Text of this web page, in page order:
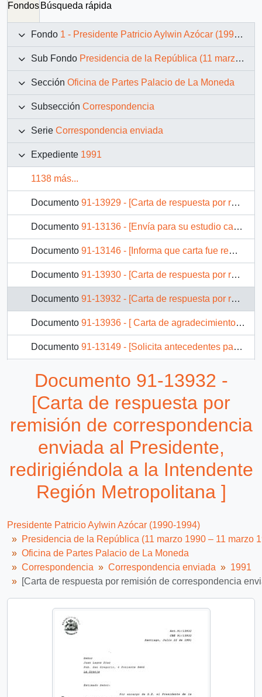
Fondos Búsqueda rápida
Fondo 1 - Presidente Patricio Aylwin Azócar (1990-1994)
Sub Fondo Presidencia de la República (11 marzo 1990 – 11 marzo 1994)
Sección Oficina de Partes Palacio de La Moneda
Subsección Correspondencia
Serie Correspondencia enviada
Expediente 1991
1138 más...
Documento 91-13929 - [Carta de respuesta por remisión de correspondencia enviada al Presidente, redirigiéndola a la Corporación de Fomento de la Producción CORFO ]
Documento 91-13136 - [Envía para su estudio carta de don Jorge Vidal, quién solicita reincorporación Compañía de Acero del Pacifico]
Documento 91-13146 - [Informa que carta fue remitida a la Comisión Especial de Descontaminación Región Metropolitana, mediante Ot. GAB. PRES. (0) 91/2706]
Documento 91-13930 - [Carta de respuesta por remisión de correspondencia enviada al Presidente, redirigiéndola al Ministerio de Salud Pública ]
Documento 91-13932 - [Carta de respuesta por remisión de correspondencia enviada al Presidente, redirigiéndola a la Intendente Región Metropolitana ]
Documento 91-13936 - [ Carta de agradecimiento por el envió de un ejemplar de la publicación "15 Años" de CIEPLAN]
Documento 91-13149 - [Solicita antecedentes para gestionar solución a petición planteada en carta]
Documento 91-13944 - [Carta excusando al Presidente de no poder reunirse con ciudadano e informando que podrá reunirse con el Ministro de Vivienda y Urbanismo ]
1050 más...
Documento 91-13932 -
[Carta de respuesta por
remisión de correspondencia
enviada al Presidente,
redirigiéndola a la Intendente
Región Metropolitana ]
Presidente Patricio Aylwin Azócar (1990-1994)
Presidencia de la República (11 marzo 1990 – 11 marzo
Oficina de Partes Palacio de La Moneda
Correspondencia
Correspondencia enviada
1991
[Carta de respuesta por remisión de correspondencia